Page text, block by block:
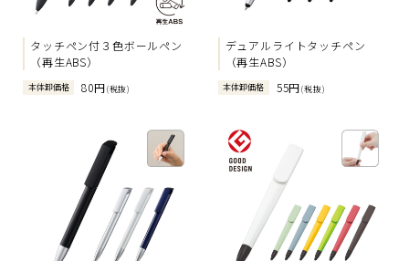
タッチペン付３色ボールペン
（再生ABS）
本体卸価格 80円(税抜)
デュアルライトタッチペン
（再生ABS）
本体卸価格 55円(税抜)